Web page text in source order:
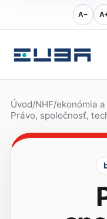
A−
Úvod/NHF/ekonómia
Právo, spoločnosť,